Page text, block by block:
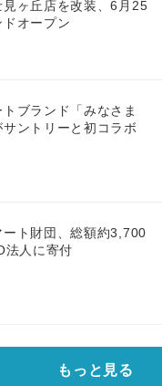
見ヶ丘店を改装、6月25
ドオープン
ブランド「みなさま
ントリーと初コラボ
ト財団、総額約3,700
法人に寄付
もっと見る